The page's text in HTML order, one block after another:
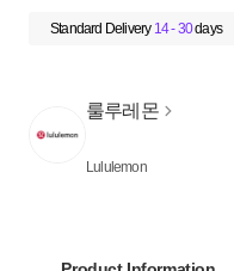
Standard Delivery 14 - 30days
룰루레몬
Lululemon